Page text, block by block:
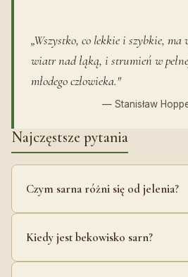
„Wszystko, co lekkie i szybkie, ma
wiatr nad łąką, i strumień w
młodego człowieka."
— Stanisław
Najczęstsze pytania
Czym sarna różni się od jelenia?
Kiedy jest bekowisko sarn?